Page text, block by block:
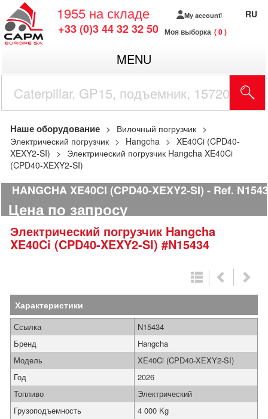
1955 на складе
+33 (0)3 44 32 32 50
My account
Моя выборка 0
RU
MENU
Наше оборудование
Вилочный погрузчик
Электрический погрузчик
Hangcha
XE40Ci (CPD40-
XEXY2-SI)
Электрический погрузчик Hangcha XE40Ci
(CPD40-XEXY2-SI)
HANGCHA XE40CI (CPD40-XEXY2-SI) Ref.
Цена по запросу
Электрический погрузчик Hangcha
XE40Ci (CPD40-XEXY2-SI) #N15434
Характеристики
Ссылка
N15434
Бренд
Hangcha
Модель
XE40Ci (CPD40-XEXY2-SI)
Год
2026
Топливо
Электрический
Грузоподъемность
4 000 Kg